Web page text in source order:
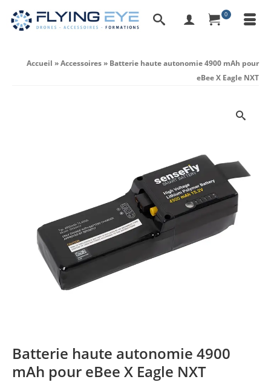
0
Accueil »Accessoires» Batterie haute autonomie 4900 mAh pour
eBee X Eagle NXT
Batterie haute autonomie 4900
mAh pour eBee X Eagle NXT